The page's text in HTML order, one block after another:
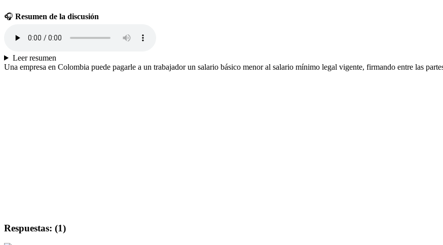
🎧 Resumen de la discusión
Leer resumen
Una empresa en Colombia puede pagarle a un trabajador un salario básico menor al salario mínimo legal vigente, firmando entre las
Respuestas: (1)